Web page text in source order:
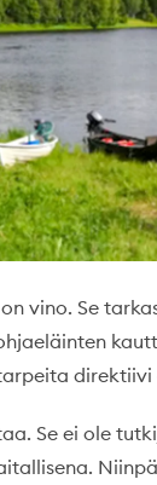
vino. Se
direktiivi
Se ei ole